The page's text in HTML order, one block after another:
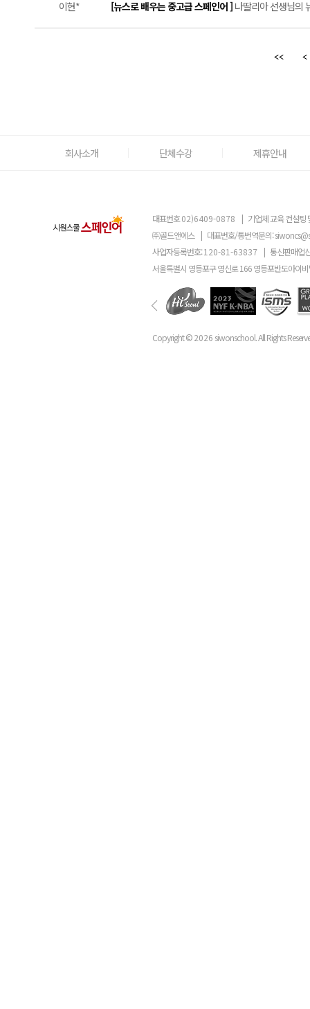
이현* [뉴스로 배우는 중고급 스페인어 ] 나딸리아 선생님의
회사소개 단체수강 제휴안내
대표번호02)6409-0878 | 기업체 교육 컨설팅
㈜골드앤에스 | 대표번호/통번역문의:
사업자등록번호:120-81-63837 | 통신판매업
서울특별시 영등포구 영신로 166 영등포반도아이
Copyright ©2026 siwonschool. All Rights